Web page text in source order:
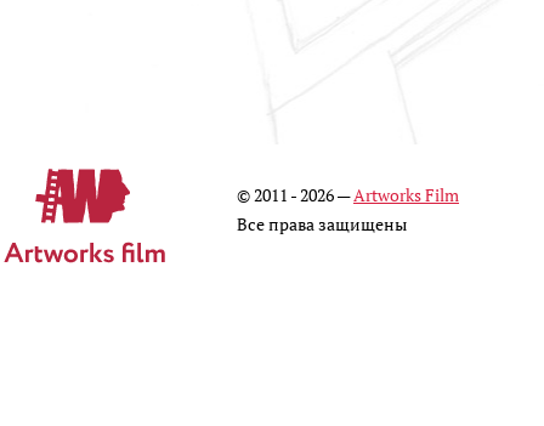
© 2011 - 2026 —Artworks Film
Все права защищены